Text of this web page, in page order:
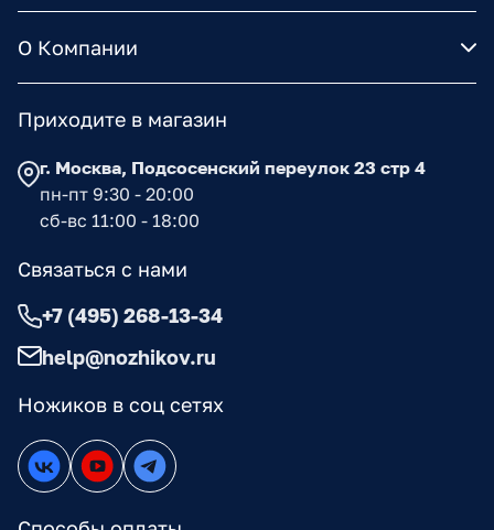
О Компании
Ножиков в соц сетях
Приходите в магазин
г. Москва, Подсосенский переулок 23 стр 4
пн-пт 9:30 - 20:00
сб-вс 11:00 - 18:00
Связаться с нами
+7 (495) 268-13-34
help@nozhikov.ru